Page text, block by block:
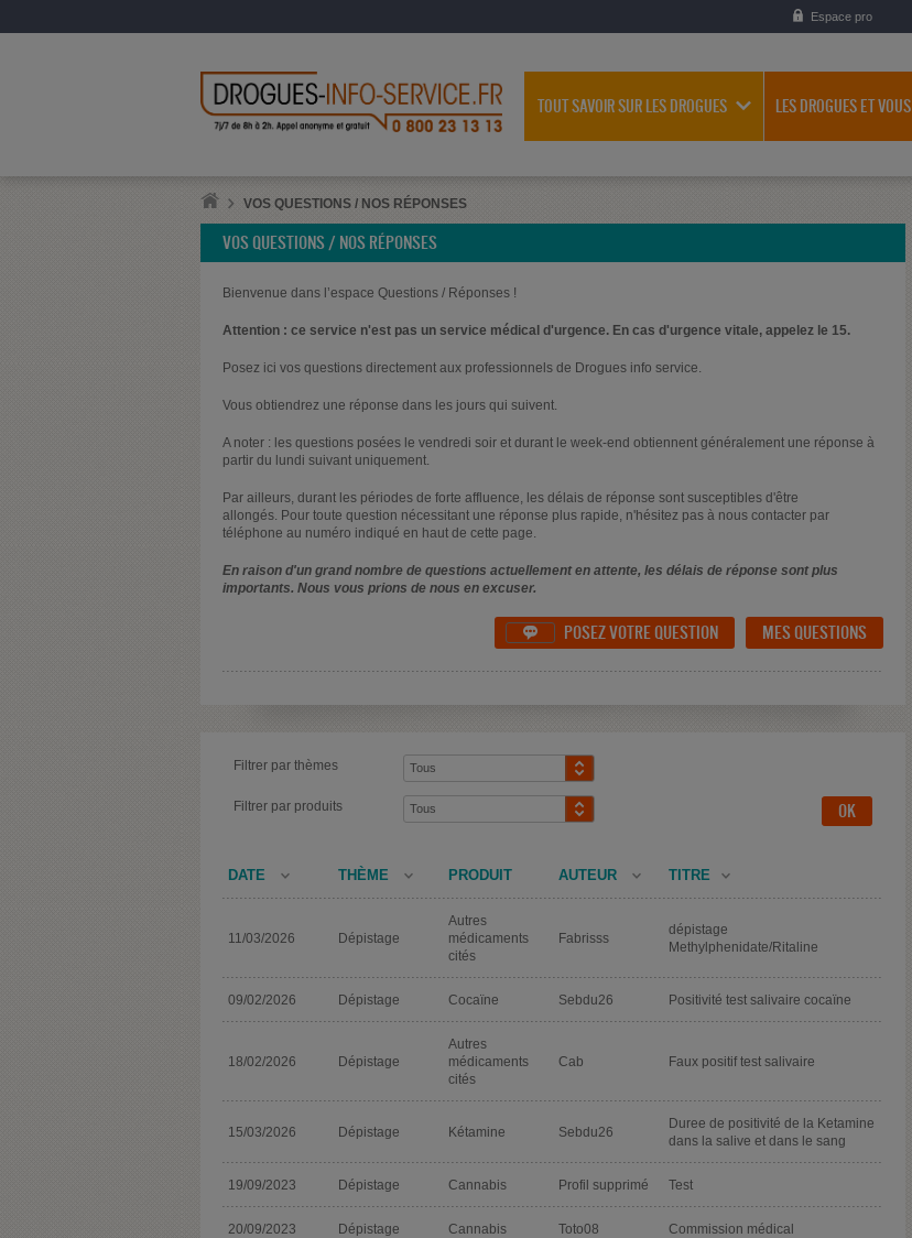
Espace pro
TOUT SAVOIR SUR LES DROGUES LES DROGUES ET VOUS
VOS QUESTIONS / NOS RÉPONSES
VOS QUESTIONS / NOS RÉPONSES
Bienvenue dans l’espace Questions / Réponses !
Attention : ce service n'est pas un service médical d'urgence. En cas d'urgence vitale, appelez le 15.
Posez ici vos questions directement aux professionnels de Drogues info service.
Vous obtiendrez une réponse dans les jours qui suivent.
A noter : les questions posées le vendredi soir et durant le week-end obtiennent généralement une réponse à
partir du lundi suivant uniquement.
Par ailleurs, durant les périodes de forte affluence, les délais de réponse sont susceptibles d'être
allongés. Pour toute question nécessitant une réponse plus rapide, n'hésitez pas à nous contacter par
téléphone au numéro indiqué en haut de cette page.
En raison d'un grand nombre de questions actuellement en attente, les délais de réponse sont plus
importants. Nous vous prions de nous en excuser.
 POSEZ VOTRE QUESTION MES QUESTIONS
Filtrer par thèmes
Filtrer par produits
DATE THÈME PRODUIT AUTEUR TITRE
11/03/2026 Dépistage
Autres
médicaments
cités
Fabrisss
dépistage
Methylphenidate/Ritaline
09/02/2026 Dépistage Cocaïne Sebdu26 Positivité test salivaire cocaïne
18/02/2026 Dépistage
Autres
médicaments
cités
Cab Faux positif test salivaire
15/03/2026 Dépistage Kétamine Sebdu26
Duree de positivité de la Ketamine
dans la salive et dans le sang
19/09/2023 Dépistage Cannabis Profil supprimé Test
20/09/2023 Dépistage Cannabis Toto08 Commission médical